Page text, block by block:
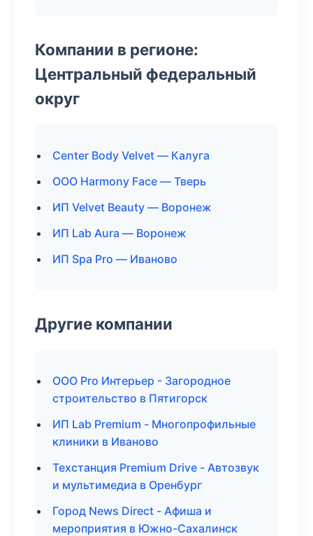
Компании в регионе:
Центральный федеральный
округ
Center Body Velvet — Калуга
ООО Harmony Face — Тверь
ИП Velvet Beauty — Воронеж
ИП Lab Aura — Воронеж
ИП Spa Pro — Иваново
Другие компании
ООО Pro Интерьер - Загородное
строительство в Пятигорск
ИП Lab Premium - Многопрофильные
клиники в Иваново
Техстанция Premium Drive - Автозвук
и мультимедиа в Оренбург
Город News Direct - Афиша и
мероприятия в Южно-Сахалинск